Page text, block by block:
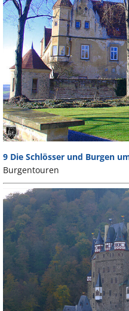
9 Die Schlösser und Burgen
Burgentouren